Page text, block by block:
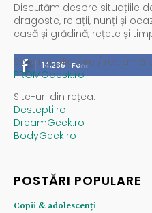
Discutăm despre situațiile
dragoste, relații, nunți și
casă și grădină, rețete și
14,235 Fani
Spații publicitare / reclamă
PROMOdesk.ro
Site-uri din rețea:
Destepti.ro
DreamGeek.ro
BodyGeek.ro
POSTĂRI POPULARE
Copii & adolescenți